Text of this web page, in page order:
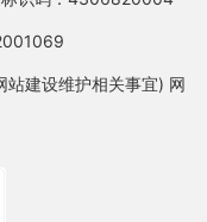
建设维护相关事宜) 网